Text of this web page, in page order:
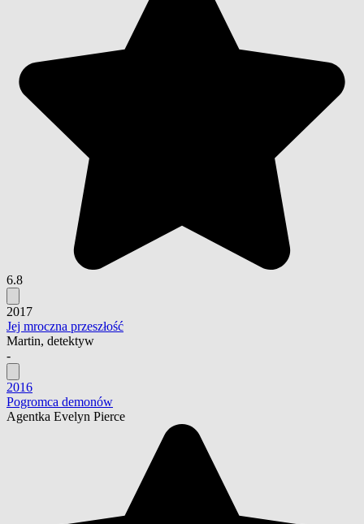
6.8
2017
Jej mroczna przeszłość
Martin, detektyw
-
2016
Pogromca demonów
Agentka Evelyn Pierce